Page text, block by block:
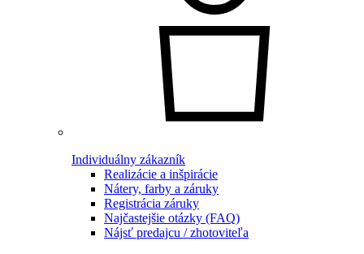
Individuálny zákazník
Realizácie a inšpirácie
Nátery, farby a záruky
Registrácia záruky
Najčastejšie otázky (FAQ)
Nájsť predajcu / zhotoviteľa